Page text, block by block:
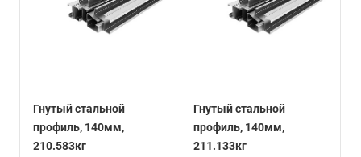
Гнутый стальной
профиль, 140мм,
210.583кг
Гнутый стальной
профиль, 140мм,
211.133кг